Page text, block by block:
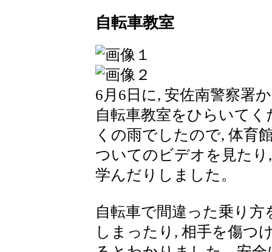
自転車教室
6月6日に, 安佐南警察署
自転車教室をひらいて
くの雨でしたので, 体育
ついてのビデオを見た
学んだりしました。
自転車で間違った乗り
しまったり, 相手を傷つ